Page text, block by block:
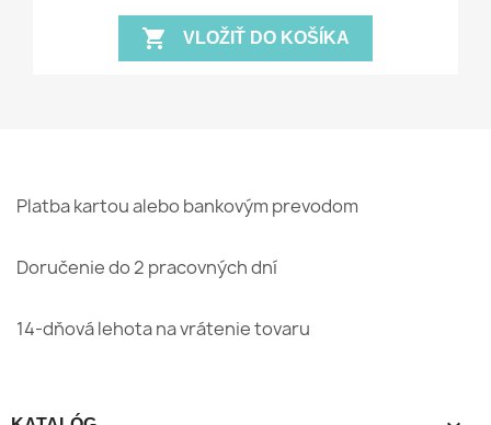
shopping_cart VLOŽIŤ DO KOŠÍKA
Platba kartou alebo bankovým prevodom
Doručenie do 2 pracovných dní
14-dňová lehota na vrátenie tovaru